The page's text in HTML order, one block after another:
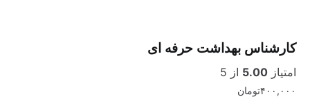
بهداشت حرفه ای
از 5
تومان